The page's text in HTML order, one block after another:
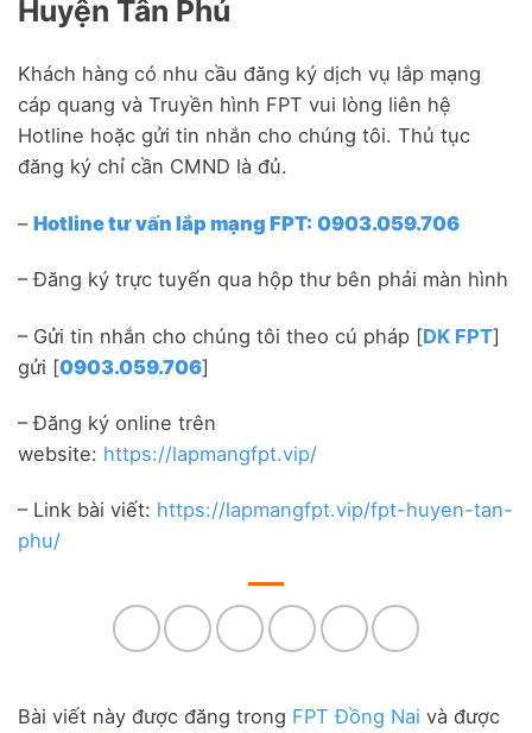
Huyện Tân Phú
Khách hàng có nhu cầu đăng ký dịch vụ lắp mạng
cáp quang và Truyền hình FPT vui lòng liên hệ
Hotline hoặc gửi tin nhắn cho chúng tôi. Thủ tục
đăng ký chỉ cần CMND là đủ.
– Hotline tư vấn lắp mạng FPT: 0903.059.706
– Đăng ký trực tuyến qua hộp thư bên phải màn hình
– Gửi tin nhắn cho chúng tôi theo cú pháp [DK FPT]
gửi [0903.059.706]
– Đăng ký online trên
website: https://lapmangfpt.vip/
– Link bài viết: https://lapmangfpt.vip/fpt-huyen-tan-
phu/
Bài viết này được đăng trong FPT Đồng Nai và được